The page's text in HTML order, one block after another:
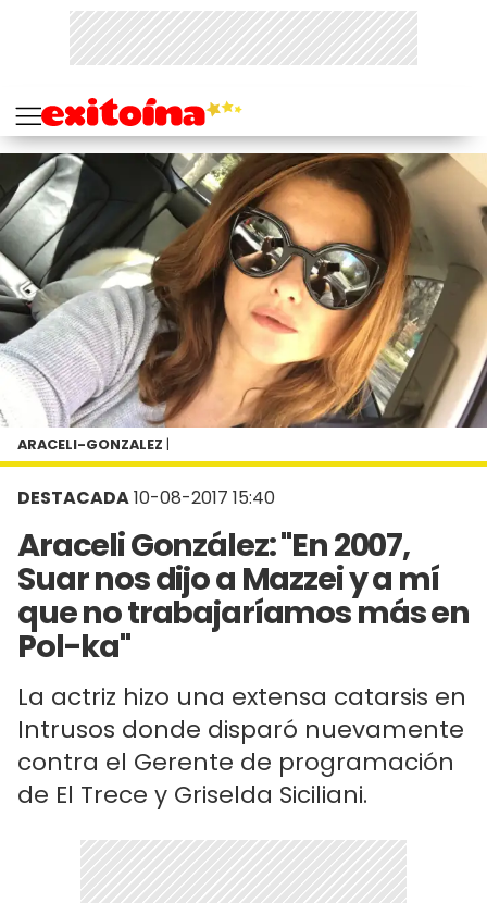
DESTACADA10-08-2017 15:40
Araceli González: "En 2007,
Suar nos dijo a Mazzei y a mí
que no trabajaríamos más en
Pol-ka"
La actriz hizo una extensa catarsis en
Intrusos donde disparó nuevamente
contra el Gerente de programación
de El Trece y Griselda Siciliani.
ARACELI-GONZALEZ |